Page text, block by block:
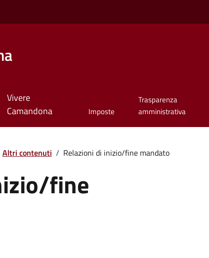
Vivere
Camandona
Imposte
Trasparenza
amministrativa
Altri contenuti / Relazioni di inizio/fine mandato
fine